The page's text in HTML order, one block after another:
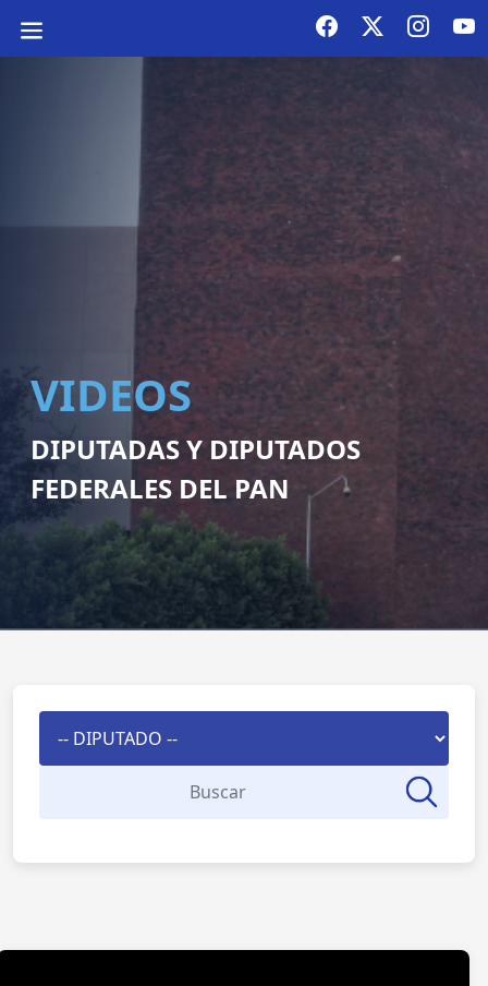
VIDEOS
DIPUTADAS Y DIPUTADOS
FEDERALES DEL PAN